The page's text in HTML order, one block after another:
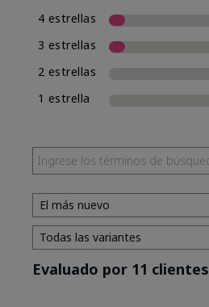
4 estrellas
3 estrellas
2 estrellas
1 estrella
Evaluado por 11 clientes